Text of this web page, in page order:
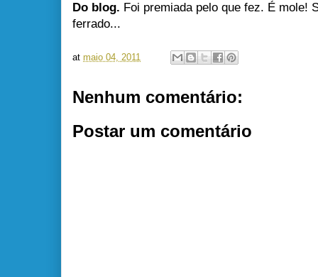
Do blog. Foi premiada pelo que fez. É mole!
ferrado...
at maio 04, 2011
Nenhum comentário:
Postar um comentário